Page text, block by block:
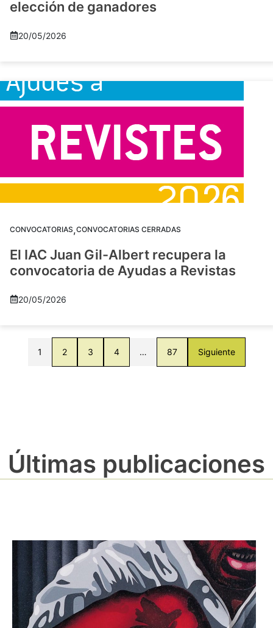
elección de ganadores
20/05/2026
CONVOCATORIAS,CONVOCATORIAS CERRADAS
El IAC Juan Gil-Albert recupera la
convocatoria de Ayudas a Revistas
20/05/2026
1 2 3 4 … 87 Siguiente
Últimas publicaciones